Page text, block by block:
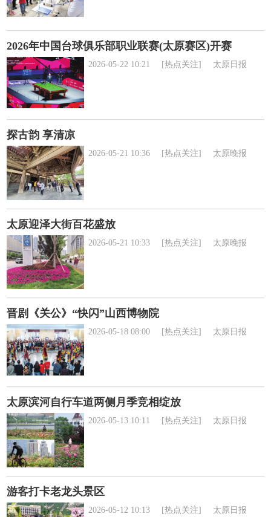
2026年中国台球俱乐部职业联赛(太原赛区)开赛
2026-05-22 10:21 [热点关注] 太原日报
探古韵 享清凉
2026-05-21 10:36 [热点关注] 太原晚报
太原迎泽大街百花盛放
2026-05-21 10:33 [热点关注] 太原晚报
晋剧《关公》“快闪”山西博物院
2026-05-18 08:00 [热点关注] 太原日报
太原滨河自行车道两侧月季竞相绽放
2026-05-13 10:11 [热点关注] 太原日报
游客打卡老龙头景区
2026-05-12 10:13 [热点关注] 太原日报